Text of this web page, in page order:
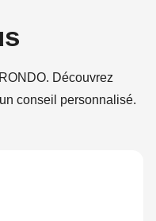
Découvrez
conseil personnalisé.